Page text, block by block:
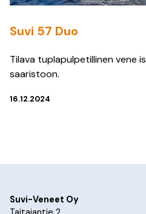
Suvi 57 Duo
Tilava tuplapulpetillinen vene
saaristoon.
16.12.2024
Suvi-Veneet Oy